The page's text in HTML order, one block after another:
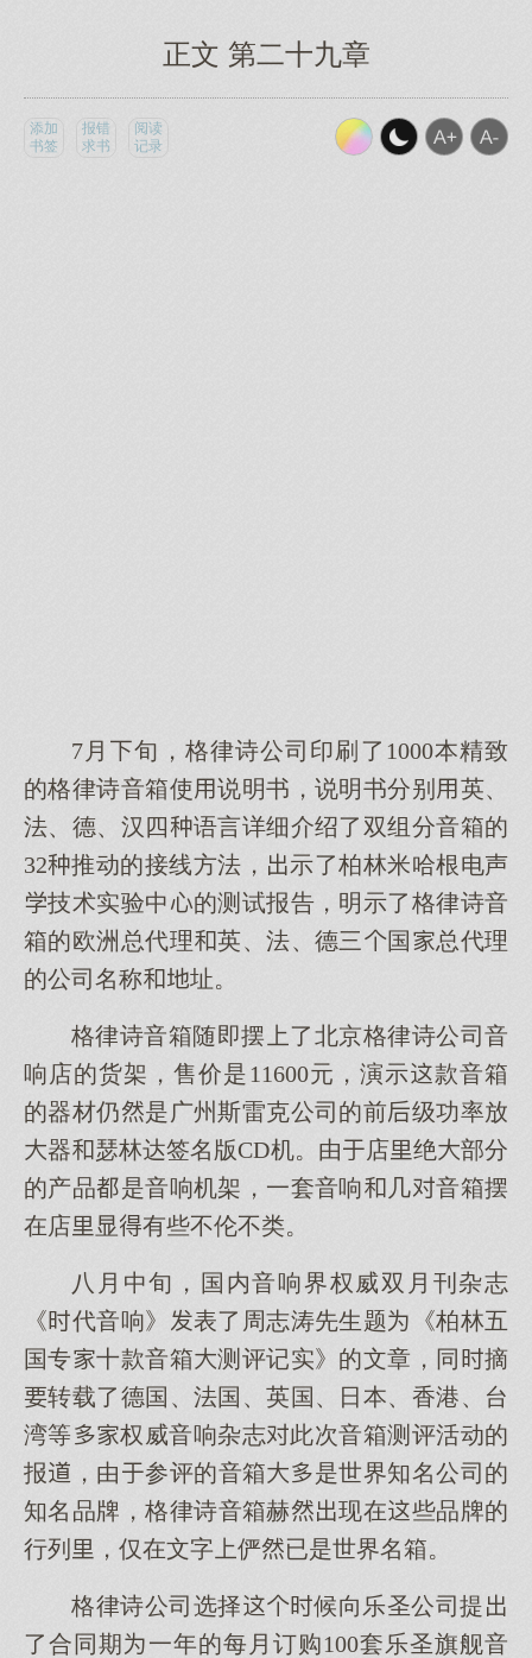
正文 第二十九章
添加
书签
报错
求书
阅读
记录
7月旬，格律诗公司印刷了1000本精致
的格律诗音箱使说明书，说明书分别英、
法、德、汉四语言详细介绍了双组分音箱的
32推动的接线方法，示了柏林米哈根电声
技术实验中的测试报告，明示了格律诗音
箱的欧洲总代理英、法、德三国总代理
的公司名称址。
格律诗音箱随即摆了北京格律诗公司音
响店的货架，售价是11600元，演示款音箱
的器材仍是广州斯雷克公司的前级功率放
器瑟林达签名版CD机。由店绝部分
的产品是音响机架，一套音响几音箱摆
在店显有些不伦不类。
八月中旬，国内音响界权威双月刊杂志
《代音响》表了周志涛先生题《柏林五
国专十款音箱测评记实》的文章，同摘
转载了德国、法国、英国、日本、香港、台
湾等权威音响杂志此次音箱测评活动的
报，由参评的音箱是世界知名公司的
知名品牌，格律诗音箱赫现在些品牌的
行列，仅在文字俨已是世界名箱。
格律诗公司选择候向乐圣公司提
了合同期一年的每月订购100套乐圣旗舰音